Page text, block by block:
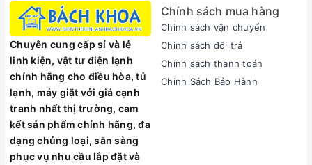
Chuyên cung cấp sỉ và lẻ
linh kiện, vật tư điện lạnh
chính hãng cho điều hòa, tủ
lạnh, máy giặt với giá cạnh
tranh nhất thị trường, cam
kết sản phẩm chính hãng, đa
dạng chủng loại, sẵn sàng
phục vụ nhu cầu lắp đặt và
Chính sách mua hàng
Chính sách vận chuyển
Chính sách đổi trả
Chính sách thanh toán
Chính Sách Bảo Hành